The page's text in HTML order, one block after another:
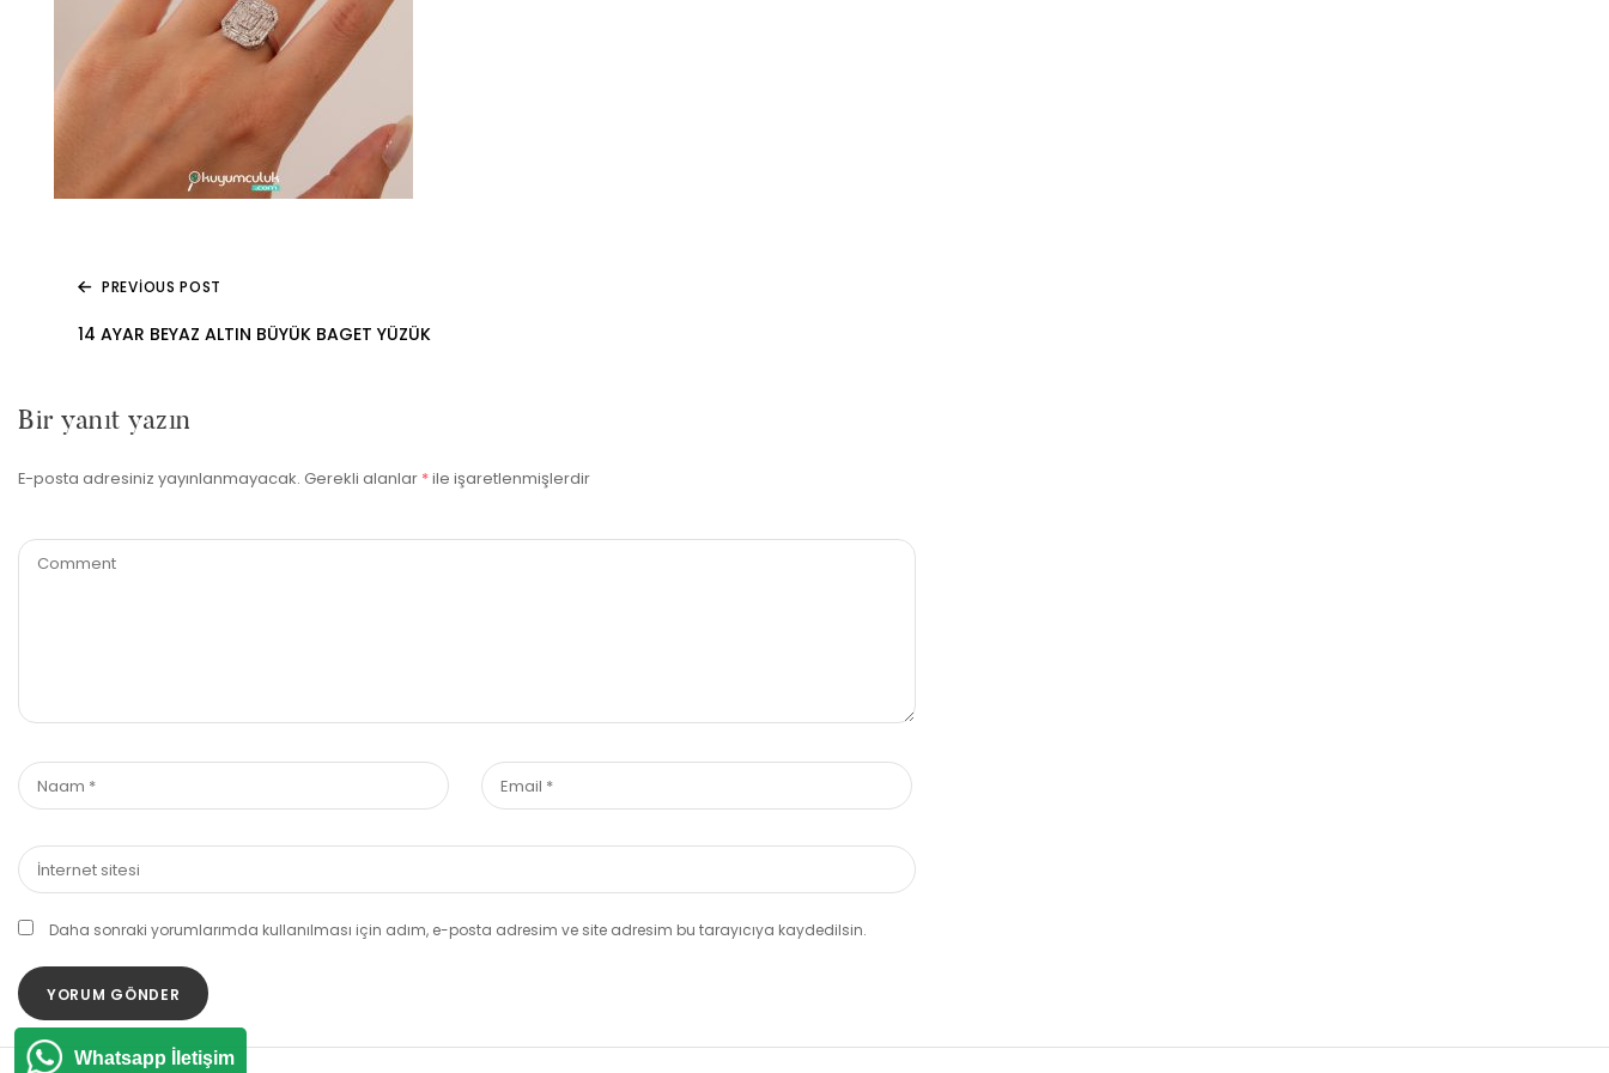
Yazı
PREVIOUS POST
14 AYAR BEYAZ ALTIN BÜYÜK BAGET YÜZÜK
Bir yanıt yazın
E-posta adresiniz yayınlanmayacak. Gerekli alanlar *ile işaretlenmişlerdir
Daha sonraki yorumlarımda kullanılması için adım, e-posta adresim ve site adresim bu tarayıcıya kaydedilsin.
Whatsapp İletişim